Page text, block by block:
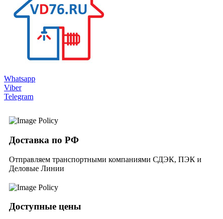
Whatsapp
Viber
Telegram
Доставка по РФ
Отправляем транспортными компаниями СДЭК, ПЭК и
Деловые Линии
Доступные цены